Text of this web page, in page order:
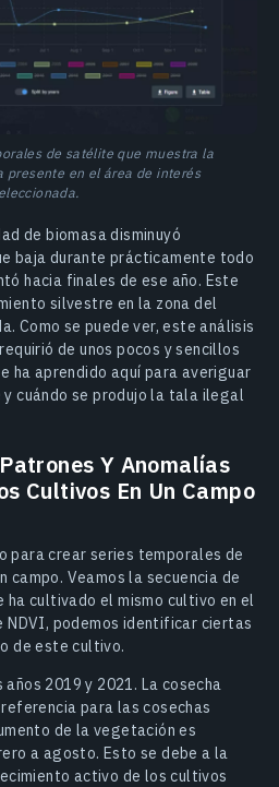
de satélite que muestra la
presente en el área de interés
de biomasa disminuyó
baja durante prácticamente todo
hacia finales de ese año. Este
silvestre en la zona del
Como se puede ver, este análisis
de unos pocos y sencillos
ha aprendido aquí para averiguar
cuándo se produjo la tala ilegal
Y Anomalías
Cultivos En Un Campo
para crear series temporales de
campo. Veamos la secuencia de
ha cultivado el mismo cultivo en el
NDVI, podemos identificar ciertas
de este cultivo.
2019 y 2021. La cosecha
para las cosechas
de la vegetación es
a agosto. Esto se debe a la
activo de los cultivos